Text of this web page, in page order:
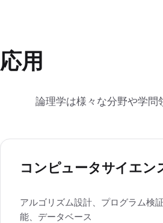
応用
論理学は様々な分野や学問
コンピュータサイエン
アルゴリズム設計、プログラム検
能、データベース